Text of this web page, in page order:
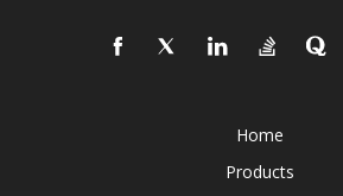
Home
Products